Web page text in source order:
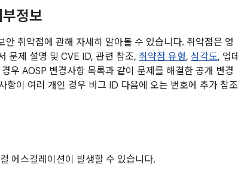
정보
취약점에 관해 자세히 알아볼 수 있습니다. 취약점은 영
문제 설명 및 CVE ID, 관련 참조, 취약점 유형, 심각도, 업데
우 AOSP 변경사항 목록과 같이 문제를 해결한 공개 변경
이 여러 개인 경우 버그 ID 다음에 오는 번호에 추가 참조
에스컬레이션이 발생할 수 있습니다.